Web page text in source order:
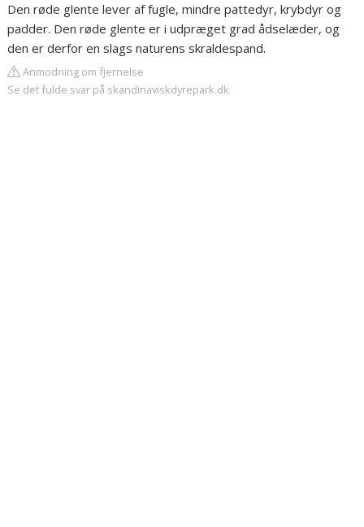
Den røde glente lever af fugle, mindre pattedyr, krybdyr og
padder. Den røde glente er i udpræget grad ådselæder, og
den er derfor en slags naturens skraldespand.
Anmodning om fjernelse
Se det fulde svar på skandinaviskdyrepark.dk